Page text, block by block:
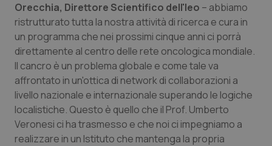
Sicilia
Toscana
Umbria
Valle D’Aosta
Veneto
Neuroscienze & patologie neurodegenerative
Obesità
Oftalmologia
Oncodermatologia
Oncoematologia
Orecchia, Direttore Scientifico dell'Ieo – abbiamo
ristrutturato tutta la nostra attività di ricerca e cura in
un programma che nei prossimi cinque anni ci porrà
direttamente al centro delle rete oncologica mondiale.
Il cancro è un problema globale e come tale va
affrontato in un'ottica di network di collaborazioni a
livello nazionale e internazionale superando le logiche
localistiche. Questo è quello che il Prof. Umberto
Veronesi ci ha trasmesso e che noi ci impegniamo a
realizzare in un Istituto che mantenga la propria